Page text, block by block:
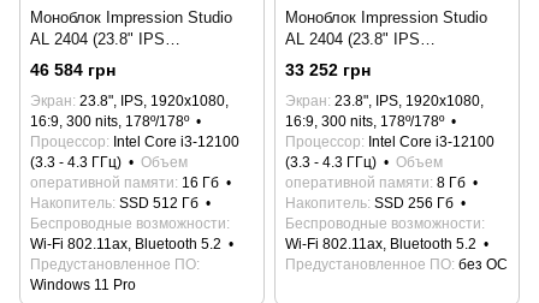
Моноблок Impression Studio
AL 2404 (23.8" IPS
1920x1080/Intel Core i3-
12100/H610/16 Gb/SSD
512Gb/Win 11 Pro)
46 584 грн
Экран 23.8", IPS, 1920x1080,
16:9, 300 nits, 178º/178º
Процессор Intel Core i3-12100
(3.3 - 4.3 ГГц)
Объем
оперативной памяти 16 Гб
Накопитель SSD 512 Гб
Беспроводные возможности
Wi-Fi 802.11ax, Bluetooth 5.2
Предустановленное ПО
Windows 11 Pro
Моноблок Impression Studio
AL 2404 (23.8" IPS
1920x1080/Intel Core i3-
12100/H610/8 Gb/SSD 256Gb)
33 252 грн
Экран 23.8", IPS, 1920x1080,
16:9, 300 nits, 178º/178º
Процессор Intel Core i3-12100
(3.3 - 4.3 ГГц)
Объем
оперативной памяти 8 Гб
Накопитель SSD 256 Гб
Беспроводные возможности
Wi-Fi 802.11ax, Bluetooth 5.2
Предустановленное ПО без ОС